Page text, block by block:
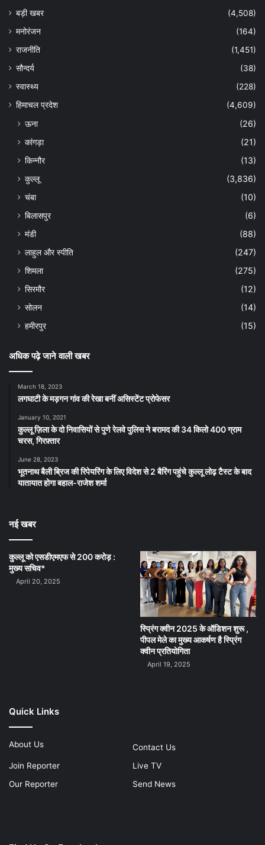
बड़ी खबर
(4,508)
मनोरंजन
(164)
राजनीति
(1,451)
सौन्दर्य
(38)
स्वास्थ्य
(228)
हिमाचल प्रदेश
(4,609)
ऊना
(26)
कांगड़ा
(21)
किन्नौर
(13)
कुल्लू
(3,836)
चंबा
(10)
बिलासपुर
(6)
मंडी
(88)
लाहुल और स्पीति
(247)
शिमला
(275)
सिरमौर
(12)
सोलन
(14)
हमीरपुर
(15)
अधिक पढ़े जाने वाली खबर
March 18, 2023
लगघाटी के मड़गन गांव की रेखा बनीं असिस्टेंट प्रोफेसर
January 10, 2021
कुल्लू ज़िला के दो निवासियों से पुणे रेलवे पुलिस ने बरामद की 34 किलो 400 ग्राम
चरस, गिरफ़्तार
June 28, 2023
भूतनाथ बैली ब्रिज की रिपेयरिंग के लिए विदेश से 2 बैरिंग पहुंचे कुल्लू लोढ़ टैस्ट के बाद
यातायात होगा बहाल-राजेश शर्मा
नई खबर
कुल्लू को एसडीएमएफ से 200 करोड़ :
मुख्य सचिव*
April 20, 2025
स्प्रिंग क्वीन 2025 के ऑडिशन शुरू ,
पीपल मेले का मुख्य आकर्षण है स्प्रिंग
क्वीन प्रतियोगिता
April 19, 2025
Quick Links
About Us
Contact Us
Join Reporter
Live TV
Our Reporter
Send News